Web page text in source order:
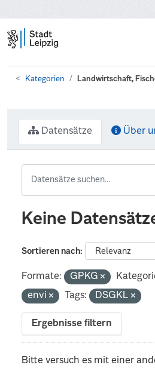
Kategorien Landwirtschaft,
Datensätze Über
Keine
Sortieren nach
Formate: GPKG
envi
Tags: DSGKL
Ergebnisse filtern
Bitte versuch es mit einer